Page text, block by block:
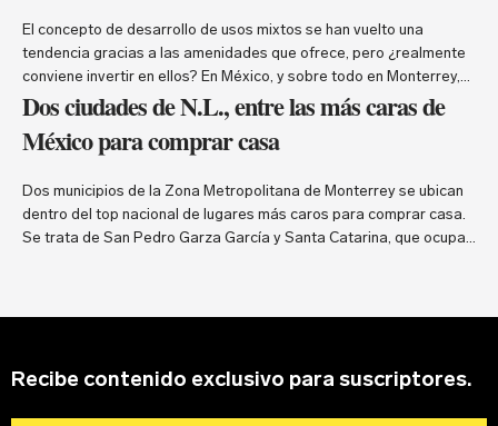
El concepto de desarrollo de usos mixtos se han vuelto una
tendencia gracias a las amenidades que ofrece, pero ¿realmente
conviene invertir en ellos? En México, y sobre todo en Monterrey,
se vive un boom por los desarrollo de usos mixtos, estos
complejos que combinan más de un tipo de uso que puede ser
habitacional, comercial …Continued
Dos ciudades de N.L., entre las más caras de
México para comprar casa
Dos municipios de la Zona Metropolitana de Monterrey se ubican
dentro del top nacional de lugares más caros para comprar casa.
Se trata de San Pedro Garza García y Santa Catarina, que ocupan
Recibe contenido exclusivo para suscriptores.